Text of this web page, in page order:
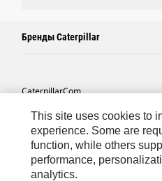
Бренды Caterpillar
Caterpillar.com
Связаться С Caterpillar
Карта Сайта
Cookie Settings
This site uses cookies to
experience. Some are
function, while others
performance,
analytics.